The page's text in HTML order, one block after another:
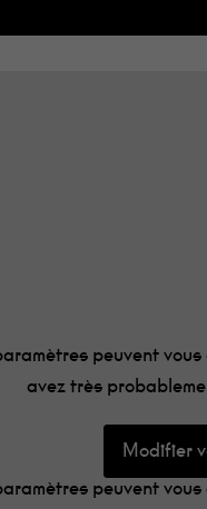
peuvent
peuvent
avez très
Modifier